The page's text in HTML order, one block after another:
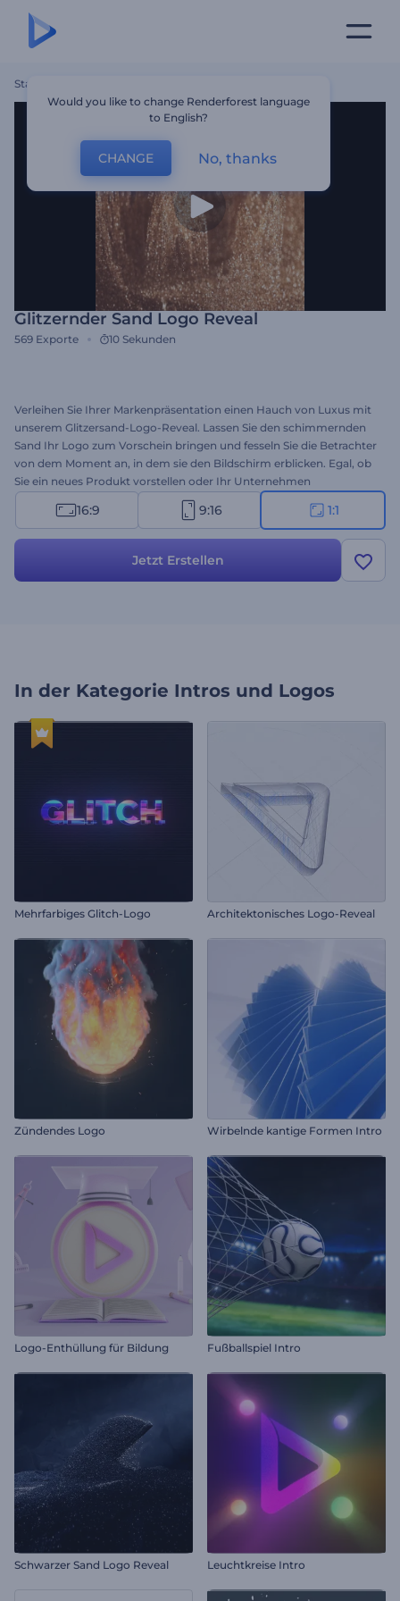
Startseite
Glitzernder Sand Logo Reveal
569 Exporte 10 Sekunden
Verleihen Sie Ihrer Markenpräsentation einen Hauch von Luxus mit
unserem Glitzersand-Logo-Reveal. Lassen Sie den schimmernden
Sand Ihr Logo zum Vorschein bringen und fesseln Sie die Betrachter
von dem Moment an, in dem sie den Bildschirm erblicken. Egal, ob
Sie ein neues Produkt vorstellen oder Ihr Unternehmen
präsentieren, diese Vorlage sorgt für eine unvergessliche
Präsentation. Passen Sie sie mit Ihrem Logo, Slogan und
Erstellen Sie jetzt und heben Sie Ihre visuelle Identität auf ein neues
16:9 9:16 1:1
Jetzt Erstellen
In der Kategorie Intros und Logos
Mehrfarbiges Glitch-Logo Architektonisches Logo-Reveal
Zündendes Logo Wirbelnde kantige Formen Intro
Logo-Enthüllung für Bildung Fußballspiel Intro
Schwarzer Sand Logo Reveal Leuchtkreise Intro
Would you like to change Renderforest language
to English?
CHANGE No, thanks